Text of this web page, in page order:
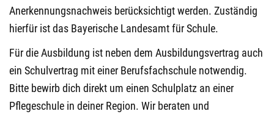
Anerkennungsnachweis berücksichtigt werden. Zuständig
hierfür ist das Bayerische Landesamt für Schule.
Für die Ausbildung ist neben dem Ausbildungsvertrag auch
ein Schulvertrag mit einer Berufsfachschule notwendig.
Bitte bewirb dich direkt um einen Schulplatz an einer
Pflegeschule in deiner Region. Wir beraten und